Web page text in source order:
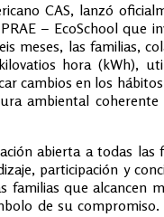
CAS, lanzó
PRAE – EcoSchool
meses, las familias,
hora (kWh),
cambios en los
ambiental
abierta a todas
participación y
familias que
de su